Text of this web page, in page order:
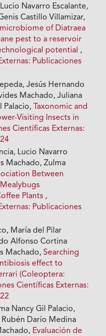
Navarro Escalante,
Castillo Villamizar,
of Diatraea
pest to a reservoir
potential ,
Publicaciones
Jesús Hernando
Machado, Juliana
Palacio,
Taxonomic and
Visiting Insects in
Científicas Externas:
Lucio Navarro
Machado, Zulma
Between
Plants ,
Publicaciones
María del Pilar
Alfonso Cortina
Machado,Searching
effect to
(Coleoptera:
Científicas Externas:
Nancy Gil Palacio,
Darío Medina
Evaluación de